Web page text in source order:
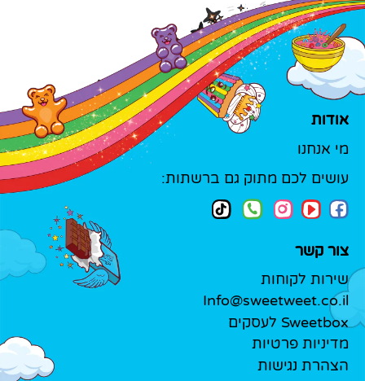
אודות
מי אנחנו
עושים לכם מתוק גם ברשתות:
צור קשר
שירות לקוחות
Info@sweetweet.co.il
Sweetbox לעסקים
מדיניות פרטיות
הצהרת נגישות